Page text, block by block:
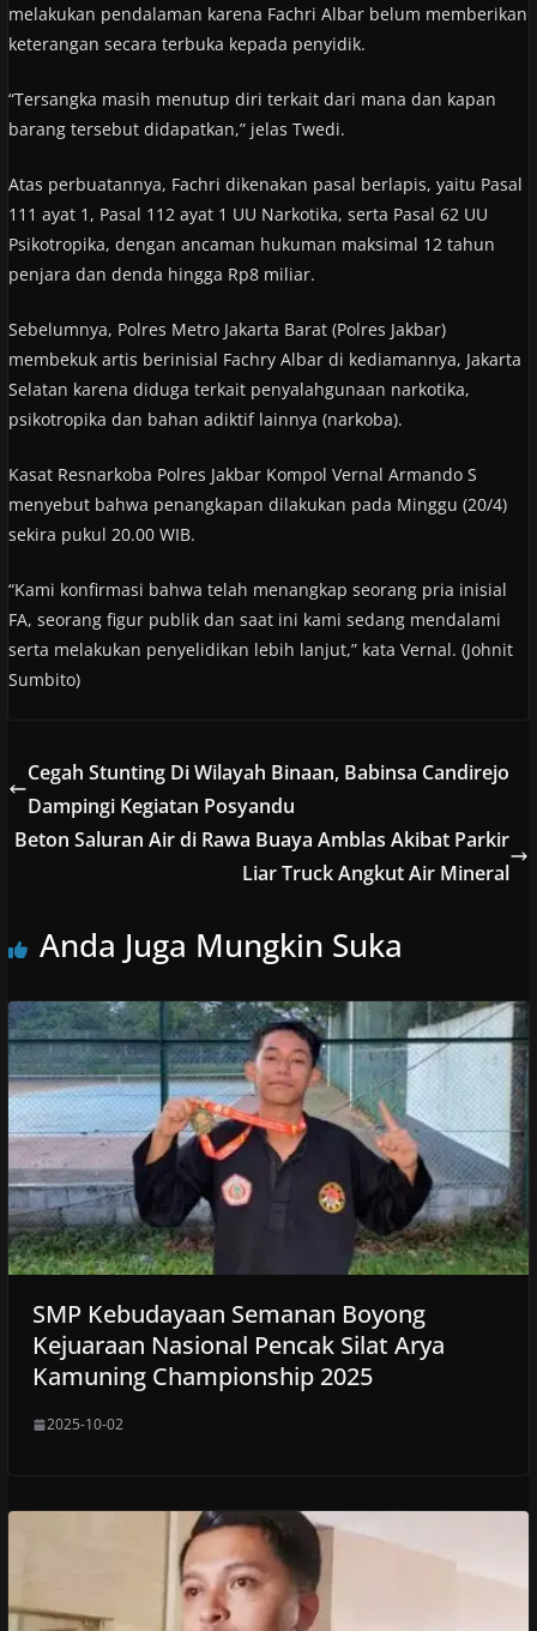
melakukan pendalaman karena Fachri Albar belum memberikan
keterangan secara terbuka kepada penyidik.
“Tersangka masih menutup diri terkait dari mana dan kapan
barang tersebut didapatkan,” jelas Twedi.
Atas perbuatannya, Fachri dikenakan pasal berlapis, yaitu Pasal
111 ayat 1, Pasal 112 ayat 1 UU Narkotika, serta Pasal 62 UU
Psikotropika, dengan ancaman hukuman maksimal 12 tahun
penjara dan denda hingga Rp8 miliar.
Sebelumnya, Polres Metro Jakarta Barat (Polres Jakbar)
membekuk artis berinisial Fachry Albar di kediamannya, Jakarta
Selatan karena diduga terkait penyalahgunaan narkotika,
psikotropika dan bahan adiktif lainnya (narkoba).
Kasat Resnarkoba Polres Jakbar Kompol Vernal Armando S
menyebut bahwa penangkapan dilakukan pada Minggu (20/4)
sekira pukul 20.00 WIB.
“Kami konfirmasi bahwa telah menangkap seorang pria inisial
FA, seorang figur publik dan saat ini kami sedang mendalami
serta melakukan penyelidikan lebih lanjut,” kata Vernal. (Johnit
Sumbito)
Cegah Stunting Di Wilayah Binaan, Babinsa Candirejo
Dampingi Kegiatan Posyandu
Beton Saluran Air di Rawa Buaya Amblas Akibat Parkir
Liar Truck Angkut Air Mineral
Anda Juga Mungkin Suka
SMP Kebudayaan Semanan Boyong
Kejuaraan Nasional Pencak Silat Arya
Kamuning Championship 2025
2025-10-02